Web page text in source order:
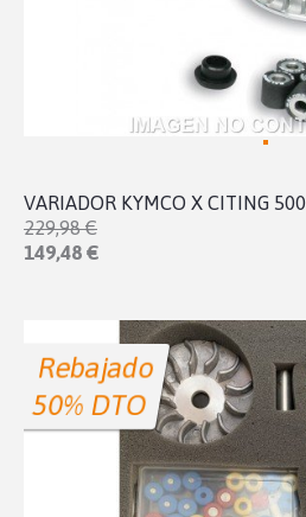
VARIADOR KYMCO X CITING 500
229,98 €
149,48 €
Rebajado
50% DTO